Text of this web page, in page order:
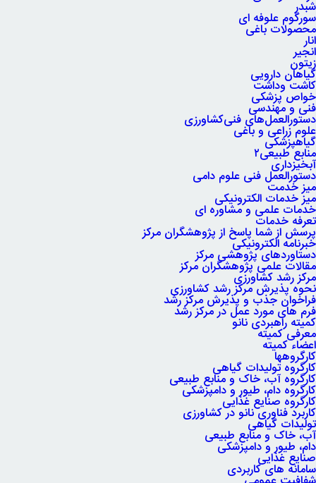
شبدر
سورگوم علوفه ای
محصولات باغی
انار
انجیر
زیتون
گیاهان دارویی
کاشت وداشت
خواص پزشکی
فنی و مهندسی
دستورالعمل‌های فنی‌کشاورزی
علوم زراعی و باغی
گیاهپزشکی
منابع طبیعی۲
آبخیزداری
دستورالعمل فنی علوم دامی
میز خدمت
میز خدمات الکترونیکی
خدمات علمی و مشاوره ای
تعرفه خدمات
پرسش از شما پاسخ از پژوهشگران مرکز
خبرنامه الکترونیکی
دستاوردهای پژوهشی مرکز
مقالات علمی پژوهشگران مرکز
مرکز رشد کشاورزی
نحوه پذیرش مرکز رشد کشاورزی
فراخوان جذب و پذیرش مرکز رشد
فرم های مورد عمل در مرکز رشد
کمیته راهبردی نانو
معرفی کمیته
اعضاء کمیته
کارگروه‏ها
کارگروه تولیدات گیاهی
کارگروه آب، خاک و منابع طبیعی
کارگروه دام، طیور و دامپزشکی
کارگروه صنایع غذایی
کاربرد فناوری نانو در کشاورزی
تولیدات گیاهی
آب، خاک و منابع طبیعی
دام، طیور و دامپزشکی
صنایع غذایی
سامانه های کاربردی